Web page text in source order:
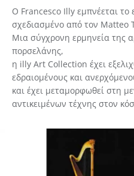
Ο Francesco Illy εμπνέεται το
σχεδιασμένο από τον Matteo
Μια σύγχρονη ερμηνεία της
πορσελάνης,
η illy Art Collection έχει
εδραιομένους και
και έχει μεταμορφωθεί στη
αντικειμένων τέχνης στον